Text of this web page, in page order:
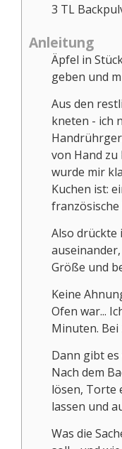
3 TL
Anleitung
Äpfel in
geben und
Aus den
kneten - ich
von Hand zu
wurde mir
Kuchen ist:
Also drückte
Größe und
Keine
Ofen war...
Minuten. Bei
Dann gibt
Nach dem
lösen, Torte
lassen und
Was die